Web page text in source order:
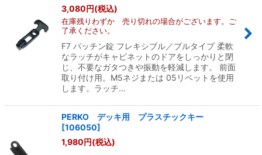
3,080円(税込)
在庫残りわずか 売り切れの場合がございます。ご
了承ください。
F7 パッチン錠 フレキシブル／プルタイプ 柔軟
なラッチがキャビネットのドアをしっかりと閉
じ、不要なガタつきや振動を軽減します。 前面
取り付け用。M5ネジまたは 05リベットを使用
します。ラッチ…
PERKO デッキ用 プラスチックキー
[106050]
1,980円(税込)